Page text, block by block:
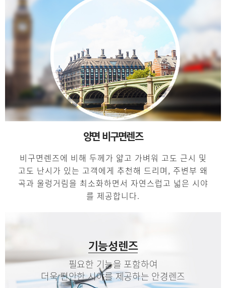
양면 비구면렌즈
비구면렌즈에 비해 두께가 얇고 가벼워 고도 근시 및
고도 난시가 있는 고객에게 추천해 드리며, 주변부 왜
곡과 울렁거림을 최소화하면서 자연스럽고 넓은 시야
를 제공합니다.
기능성렌즈
필요한 기능을 포함하여
더욱 편안한 시야를 제공하는 안경렌즈